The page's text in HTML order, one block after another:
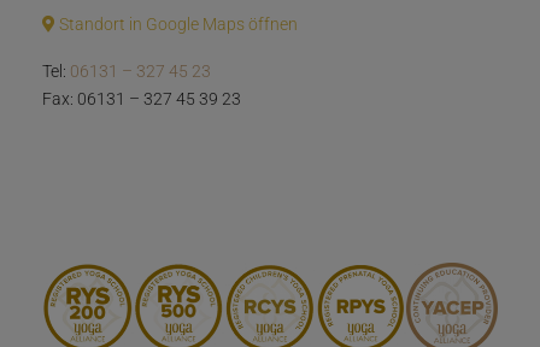
Standort in Google Maps öffnen
Tel: 06131 – 327 45 23
Fax: 06131 – 327 45 39 23